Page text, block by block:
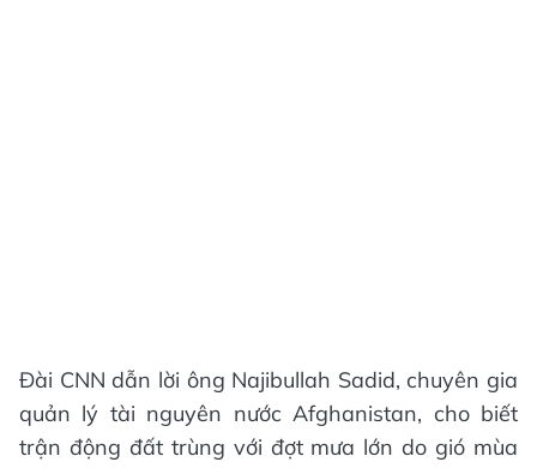
Đài CNN dẫn lời ông Najibullah Sadid, chuyên gia
quản lý tài nguyên nước Afghanistan, cho biết
trận động đất trùng với đợt mưa lớn do gió mùa